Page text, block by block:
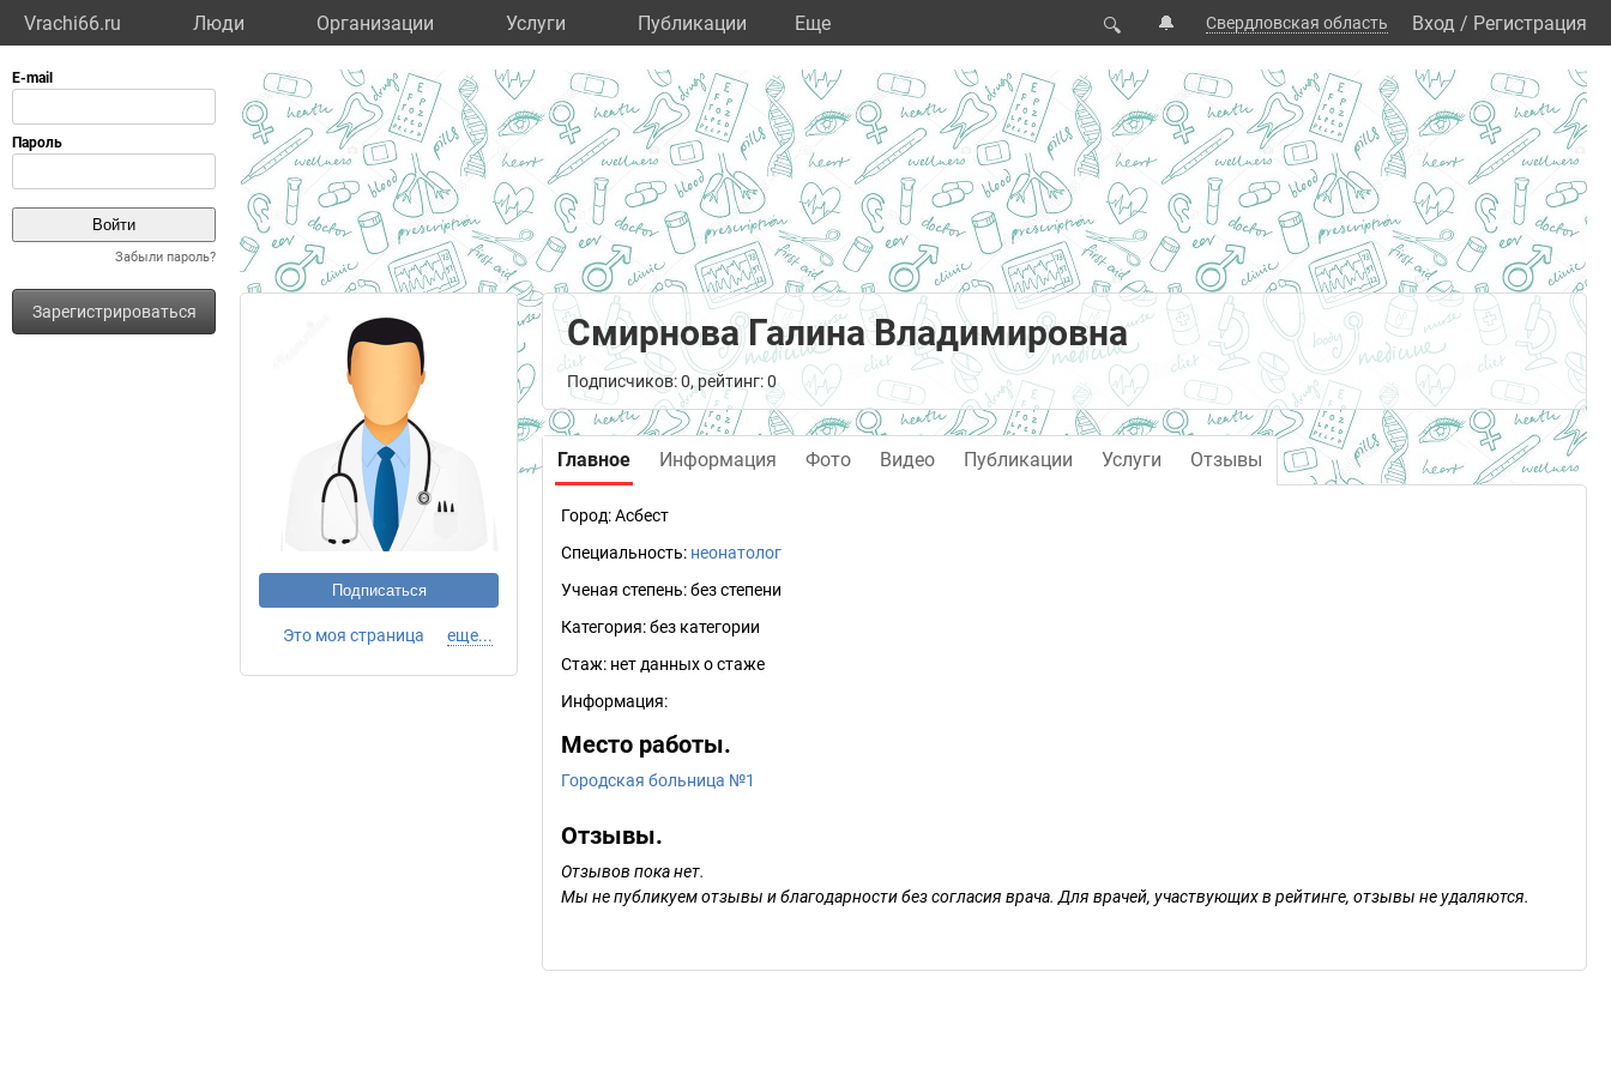
Vrachi66.ru Люди Организации Услуги Публикации Eще 🔍 🔔 Свердловская область Вход / Регистрация
Забыли пароль?
Зарегистрироваться
Подписаться
Это моя страница еще...
Смирнова Галина Владимировна
Подписчиков: 0, рейтинг: 0
Главное Информация Фото Видео Публикации Услуги Отзывы
Город:Асбест
Специальность: неонатолог
Ученая степень:без степени
Категория:без категории
Стаж: нет данных о стаже
Информация:
Место работы.
Городская больница №1
Отзывы.
Отзывов пока нет.
Мы не публикуем отзывы и благодарности без согласия врача. Для врачей, участвующих в рейтинге, отзывы не удаляются.